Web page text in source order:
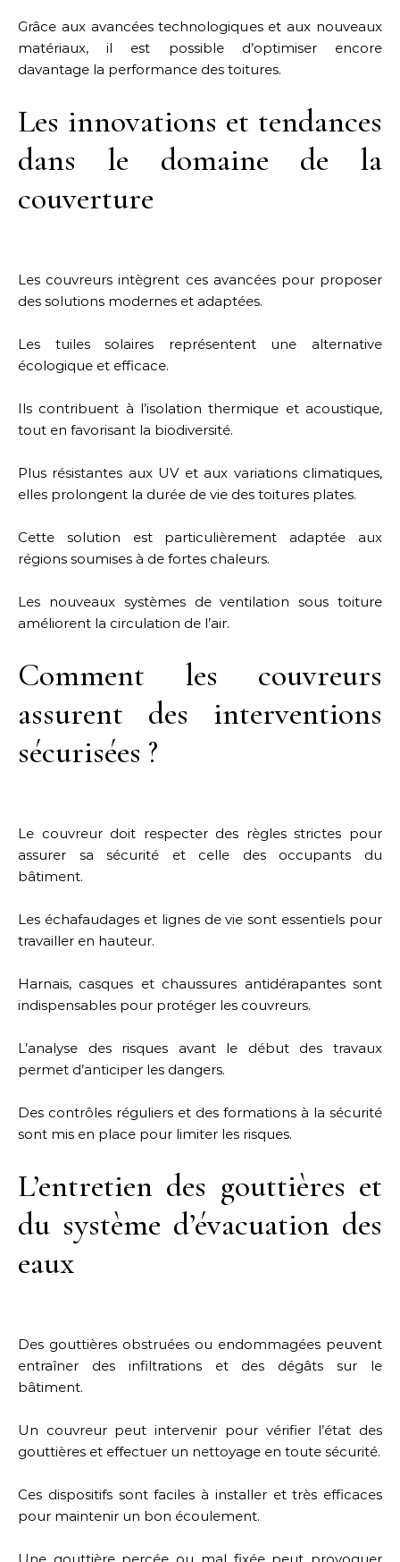
Grâce aux avancées technologiques et aux nouveaux
matériaux, il est possible d’optimiser encore
davantage la performance des toitures.
Les innovations et tendances
dans le domaine de la
couverture
Les couvreurs intègrent ces avancées pour proposer
des solutions modernes et adaptées.
Les tuiles solaires représentent une alternative
écologique et efficace.
Ils contribuent à l’isolation thermique et acoustique,
tout en favorisant la biodiversité.
Plus résistantes aux UV et aux variations climatiques,
elles prolongent la durée de vie des toitures plates.
Cette solution est particulièrement adaptée aux
régions soumises à de fortes chaleurs.
Les nouveaux systèmes de ventilation sous toiture
améliorent la circulation de l’air.
Comment les couvreurs
assurent des interventions
sécurisées ?
Le couvreur doit respecter des règles strictes pour
assurer sa sécurité et celle des occupants du
bâtiment.
Les échafaudages et lignes de vie sont essentiels pour
travailler en hauteur.
Harnais, casques et chaussures antidérapantes sont
indispensables pour protéger les couvreurs.
L’analyse des risques avant le début des travaux
permet d’anticiper les dangers.
Des contrôles réguliers et des formations à la sécurité
sont mis en place pour limiter les risques.
L’entretien des gouttières et
du système d’évacuation des
eaux
Des gouttières obstruées ou endommagées peuvent
entraîner des infiltrations et des dégâts sur le
bâtiment.
Un couvreur peut intervenir pour vérifier l’état des
gouttières et effectuer un nettoyage en toute sécurité.
Ces dispositifs sont faciles à installer et très efficaces
pour maintenir un bon écoulement.